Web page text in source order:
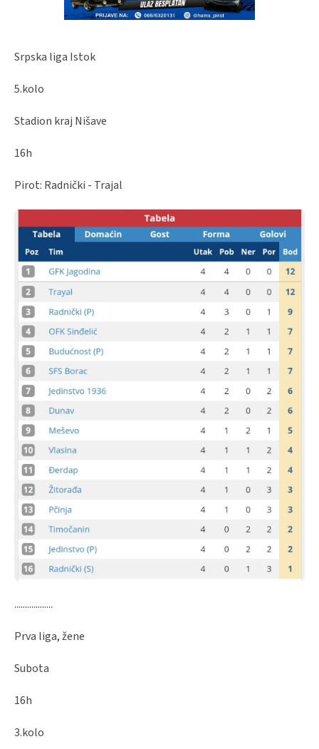
Srpska liga Istok
5.kolo
Stadion kraj Nišave
16h
Pirot: Radnički - Trajal
..................
Prva liga, žene
Subota
16h
3.kolo